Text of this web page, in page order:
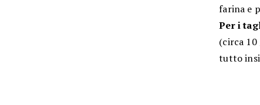
farina e
Per i
(circa
tutto